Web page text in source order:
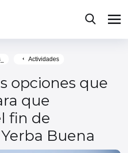
Actividades
opciones que
que
fin de
Buena